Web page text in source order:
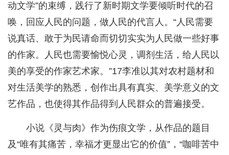
动文学”的束缚，践行了新时期文学要倾听时代的召
唤，回应人民的问题，做人民的代言人。“人民需要
说真话、敢于为民请命而切切实实为人民做一些好事
的作家。人民也需要愉悦心灵，调剂生活，给人民以
美的享受的作家艺术家。”17李准以其对农村题材和
对生活美学的熟悉，创作出具有真实、美学意义的文
艺作品，也使得其作品得到人民群众的普遍接受。
小说《灵与肉》作为伤痕文学，从作品的题目
及“唯有其痛苦，幸福才更显出它的价值”，“咖啡苦中